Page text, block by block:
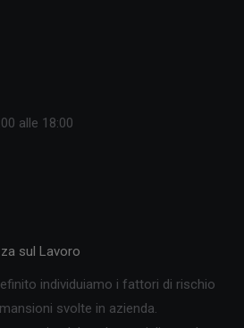
alle 18:00
sul Lavoro
individuiamo i fattori di rischio
svolte in azienda.